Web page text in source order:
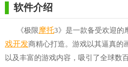
软件介绍
《极限摩托3》是一款备受欢迎的
戏开发商精心打造。游戏以其逼真的
以及丰富的游戏内容，吸引了全球数